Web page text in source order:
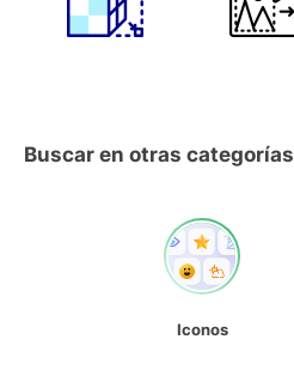
Buscar en otras categorías
Iconos